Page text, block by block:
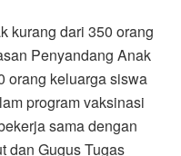
kurang dari 350 orang
Penyandang Anak
orang keluarga siswa
program vaksinasi
sama dengan
dan Gugus Tugas